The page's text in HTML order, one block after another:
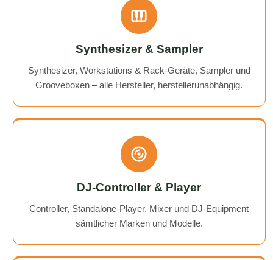
Synthesizer & Sampler
Synthesizer, Workstations & Rack-Geräte, Sampler und
Grooveboxen – alle Hersteller, herstellerunabhängig.
DJ-Controller & Player
Controller, Standalone-Player, Mixer und DJ-Equipment
sämtlicher Marken und Modelle.